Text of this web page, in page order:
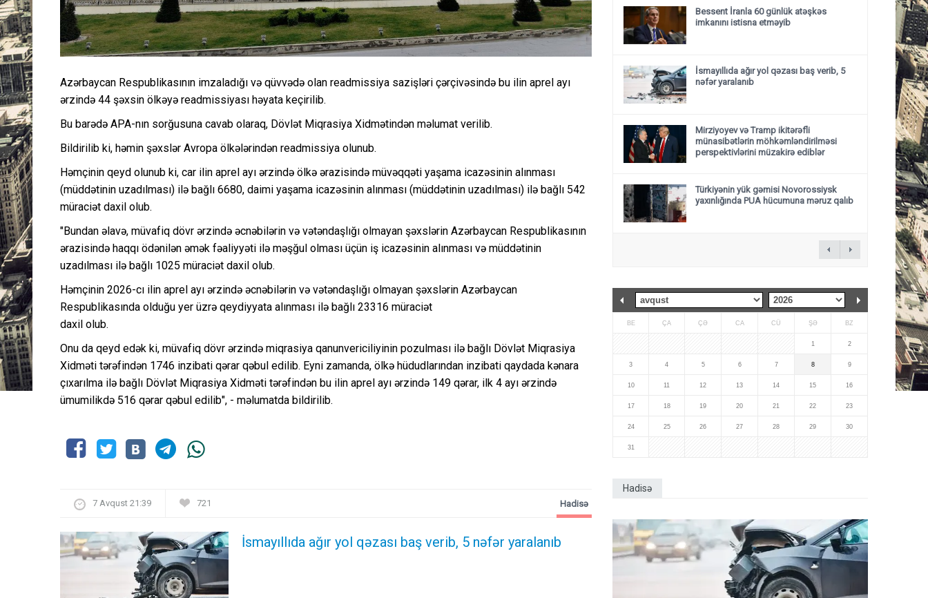
Azərbaycan Respublikasının imzaladığı və qüvvədə olan readmissiya sazişləri çərçivəsində bu ilin aprel ayı
ərzində 44 şəxsin ölkəyə readmissiyası həyata keçirilib.
Bu barədə APA-nın sorğusuna cavab olaraq, Dövlət Miqrasiya Xidmətindən məlumat verilib.
Bildirilib ki, həmin şəxslər Avropa ölkələrindən readmissiya olunub.
Həmçinin qeyd olunub ki, car ilin aprel ayı ərzində ölkə ərazisində müvəqqəti yaşama icazəsinin alınması
(müddətinin uzadılması) ilə bağlı 6680, daimi yaşama icazəsinin alınması (müddətinin uzadılması) ilə bağlı 542
müraciət daxil olub.
"Bundan əlavə, müvafiq dövr ərzində əcnəbilərin və vətəndaşlığı olmayan şəxslərin Azərbaycan Respublikasının
ərazisində haqqı ödənilən əmək fəaliyyəti ilə məşğul olması üçün iş icazəsinin alınması və müddətinin
uzadılması ilə bağlı 1025 müraciət daxil olub.
Həmçinin 2026-cı ilin aprel ayı ərzində əcnəbilərin və vətəndaşlığı olmayan şəxslərin Azərbaycan
Respublikasında olduğu yer üzrə qeydiyyata alınması ilə bağlı 23316 müraciət
daxil olub.
Onu da qeyd edək ki, müvafiq dövr ərzində miqrasiya qanunvericiliyinin pozulması ilə bağlı Dövlət Miqrasiya
Xidməti tərəfindən 1746 inzibati qərar qəbul edilib. Eyni zamanda, ölkə hüdudlarından inzibati qaydada kənara
çıxarılma ilə bağlı Dövlət Miqrasiya Xidməti tərəfindən bu ilin aprel ayı ərzində 149 qərar, ilk 4 ayı ərzində
ümumilikdə 516 qərar qəbul edilib", - məlumatda bildirilib.
7 Avqust 21:39 721
İsmayıllıda ağır yol qəzası baş verib, 5 nəfər yaralanıb
Hadisə
Bessent İranla 60 günlük atəşkəs
imkanını istisna etməyib
İsmayıllıda ağır yol qəzası baş verib, 5
nəfər yaralanıb
Mirziyoyev və Tramp ikitərəfli
münasibətlərin möhkəmləndirilməsi
perspektivlərini müzakirə ediblər
Türkiyənin yük gəmisi Novorossiysk
yaxınlığında PUA hücumuna məruz qalıb
BE ÇA ÇƏ CA CÜ ŞƏ BZ
1 2
3 4 5 6 7 8 9
10 11 12 13 14 15 16
17 18 19 20 21 22 23
24 25 26 27 28 29 30
31
Hadisə